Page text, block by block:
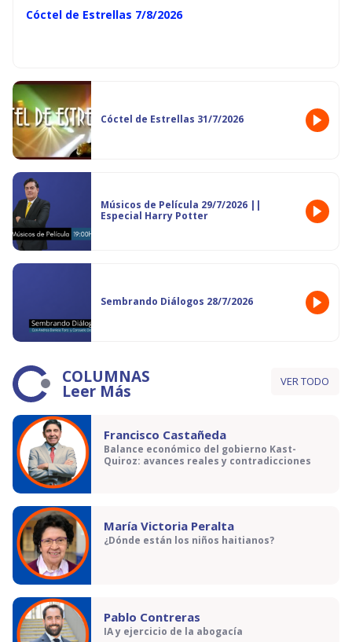
Cóctel de Estrellas 7/8/2026
Cóctel de Estrellas 31/7/2026
Músicos de Película 29/7/2026 ||
Especial Harry Potter
Sembrando Diálogos 28/7/2026
COLUMNAS
Leer Más VER TODO
Francisco Castañeda
Balance económico del gobierno Kast-
Quiroz: avances reales y contradicciones
María Victoria Peralta
¿Dónde están los niños haitianos?
Pablo Contreras
IA y ejercicio de la abogacía